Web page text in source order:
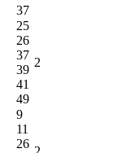
37
25
26
37
39
41
49
2
9
11
26